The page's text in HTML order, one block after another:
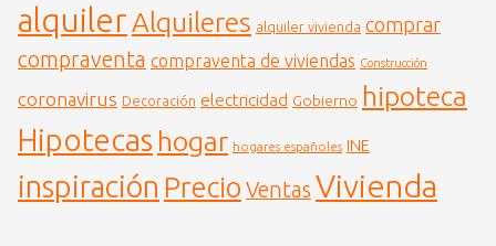
alquilerAlquileres alquiler vivienda comprar
compraventa compraventa de viviendas Construcción
coronavirus Decoración electricidad Gobierno hipoteca
Hipotecas hogar hogares españoles INE
inspiración Precio Ventas Vivienda